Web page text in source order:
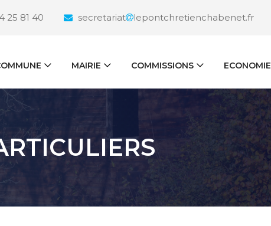
25 81 40 secretariat lepontchretienchabenet.fr
MAIRIE COMMISSIONS ECONOMIE